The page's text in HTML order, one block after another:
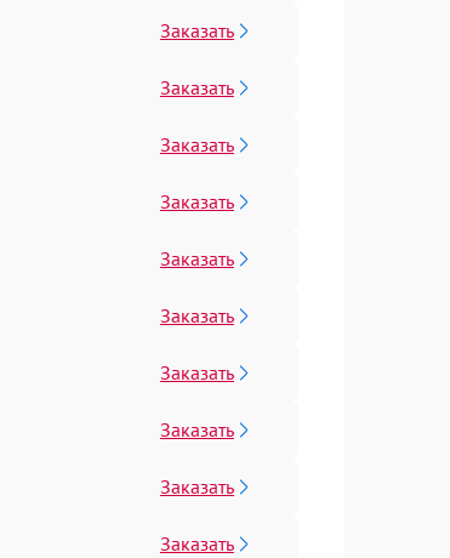
Заказать
Заказать
Заказать
Заказать
Заказать
Заказать
Заказать
Заказать
Заказать
Заказать